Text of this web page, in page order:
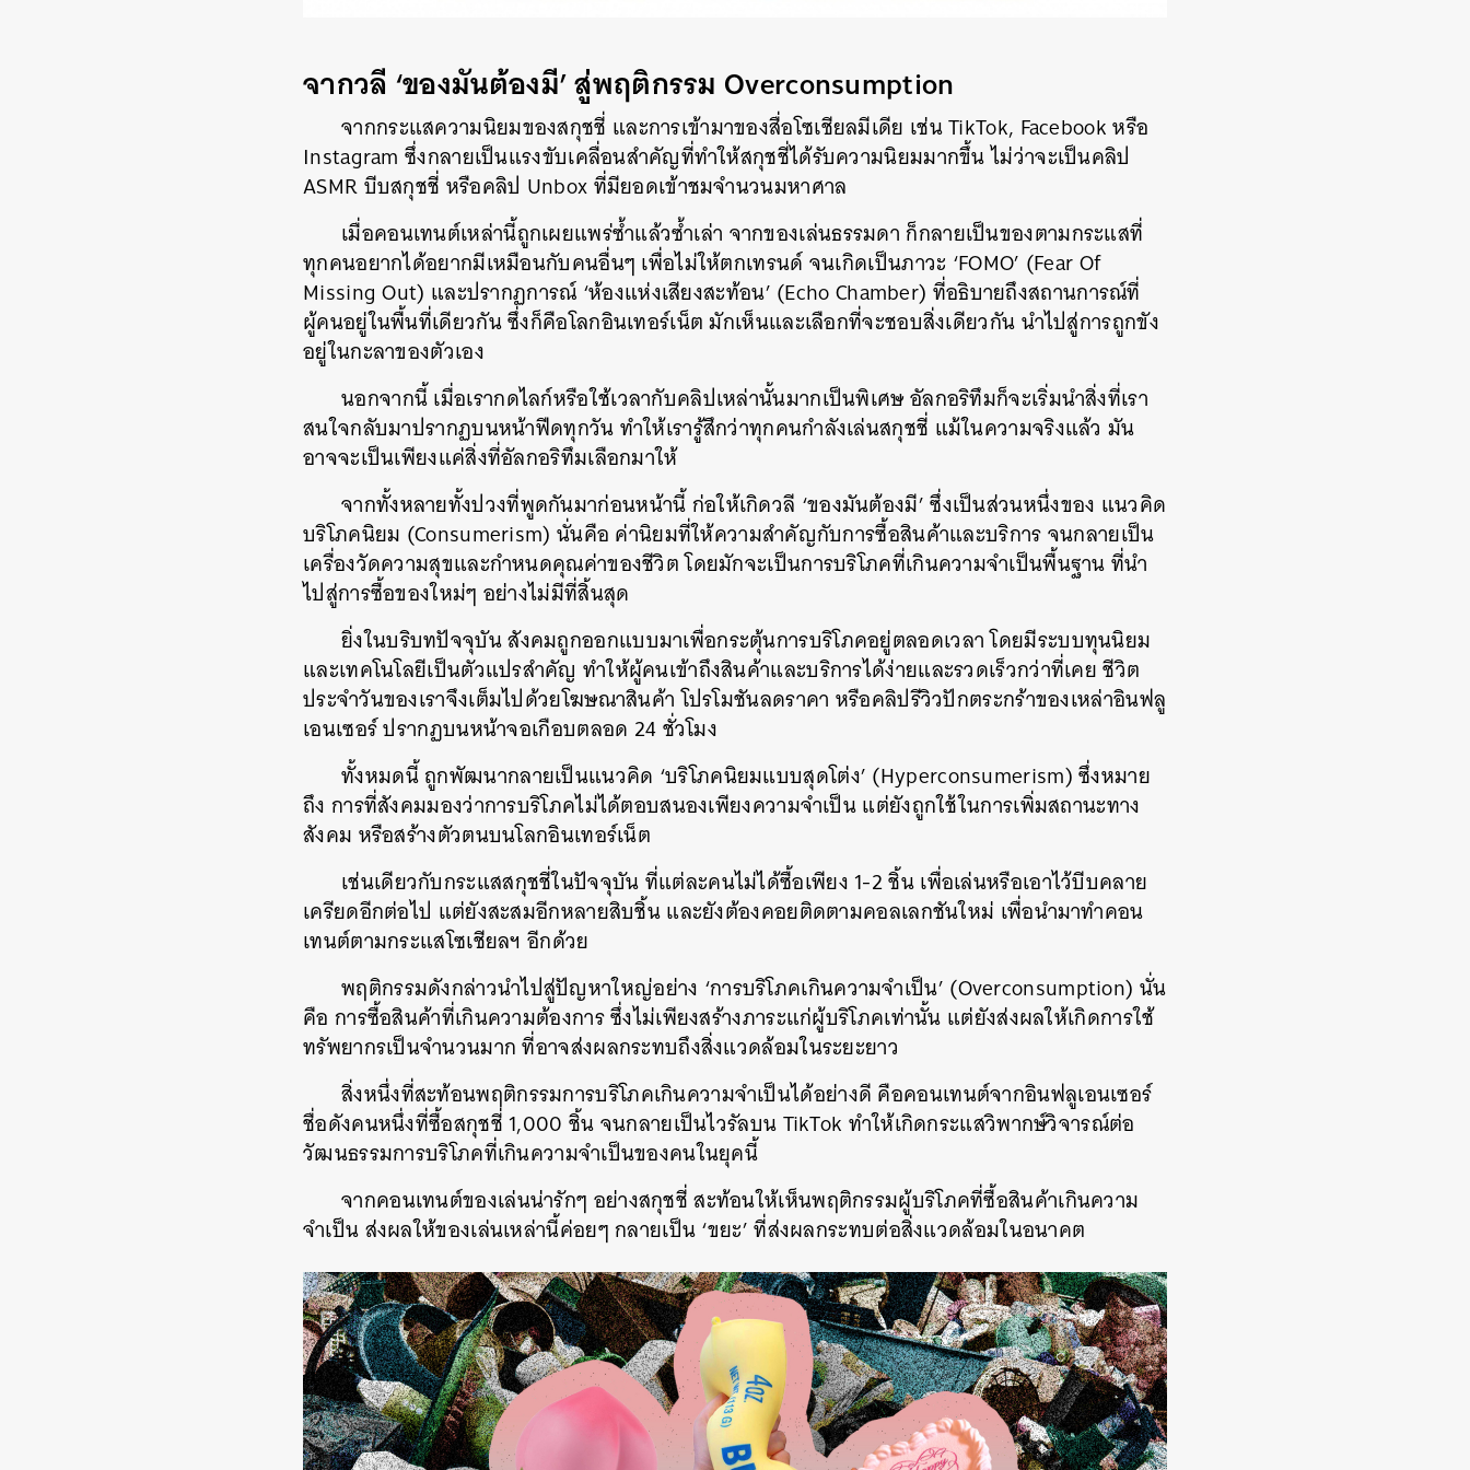
จากวลี ‘ของมันต้องมี’ สู่พฤติกรรม Overconsumption
จากกระแสความนิยมของสกุชชี่ และการเข้ามาของสื่อโซเชียลมีเดีย เช่น TikTok, Facebook หรือ
Instagram ซึ่งกลายเป็นแรงขับเคลื่อนสำคัญที่ทำให้สกุชชี่ได้รับความนิยมมากขึ้น ไม่ว่าจะเป็นคลิป
ASMR บีบสกุชชี่ หรือคลิป Unbox ที่มียอดเข้าชมจำนวนมหาศาล
เมื่อคอนเทนต์เหล่านี้ถูกเผยแพร่ซ้ำแล้วซ้ำเล่า จากของเล่นธรรมดา ก็กลายเป็นของตามกระแสที่
ทุกคนอยากได้อยากมีเหมือนกับคนอื่นๆ เพื่อไม่ให้ตกเทรนด์ จนเกิดเป็นภาวะ ‘FOMO’ (Fear Of
Missing Out) และปรากฏการณ์ ‘ห้องแห่งเสียงสะท้อน’ (Echo Chamber) ที่อธิบายถึงสถานการณ์ที่
ผู้คนอยู่ในพื้นที่เดียวกัน ซึ่งก็คือโลกอินเทอร์เน็ต มักเห็นและเลือกที่จะชอบสิ่งเดียวกัน นำไปสู่การถูกขัง
อยู่ในกะลาของตัวเอง
นอกจากนี้ เมื่อเรากดไลก์หรือใช้เวลากับคลิปเหล่านั้นมากเป็นพิเศษ อัลกอริทึมก็จะเริ่มนำสิ่งที่เรา
สนใจกลับมาปรากฏบนหน้าฟีดทุกวัน ทำให้เรารู้สึกว่าทุกคนกำลังเล่นสกุชชี่ แม้ในความจริงแล้ว มัน
อาจจะเป็นเพียงแค่สิ่งที่อัลกอริทึมเลือกมาให้
จากทั้งหลายทั้งปวงที่พูดกันมาก่อนหน้านี้ ก่อให้เกิดวลี ‘ของมันต้องมี’ ซึ่งเป็นส่วนหนึ่งของ แนวคิด
บริโภคนิยม (Consumerism) นั่นคือ ค่านิยมที่ให้ความสำคัญกับการซื้อสินค้าและบริการ จนกลายเป็น
เครื่องวัดความสุขและกำหนดคุณค่าของชีวิต โดยมักจะเป็นการบริโภคที่เกินความจำเป็นพื้นฐาน ที่นำ
ไปสู่การซื้อของใหม่ๆ อย่างไม่มีที่สิ้นสุด
ยิ่งในบริบทปัจจุบัน สังคมถูกออกแบบมาเพื่อกระตุ้นการบริโภคอยู่ตลอดเวลา โดยมีระบบทุนนิยม
และเทคโนโลยีเป็นตัวแปรสำคัญ ทำให้ผู้คนเข้าถึงสินค้าและบริการได้ง่ายและรวดเร็วกว่าที่เคย ชีวิต
ประจำวันของเราจึงเต็มไปด้วยโฆษณาสินค้า โปรโมชันลดราคา หรือคลิปรีวิวปักตระกร้าของเหล่าอินฟลู
เอนเซอร์ ปรากฏบนหน้าจอเกือบตลอด 24 ชั่วโมง
ทั้งหมดนี้ ถูกพัฒนากลายเป็นแนวคิด ‘บริโภคนิยมแบบสุดโต่ง’ (Hyperconsumerism) ซึ่งหมาย
ถึง การที่สังคมมองว่าการบริโภคไม่ได้ตอบสนองเพียงความจำเป็น แต่ยังถูกใช้ในการเพิ่มสถานะทาง
สังคม หรือสร้างตัวตนบนโลกอินเทอร์เน็ต
เช่นเดียวกับกระแสสกุชชี่ในปัจจุบัน ที่แต่ละคนไม่ได้ซื้อเพียง 1-2 ชิ้น เพื่อเล่นหรือเอาไว้บีบคลาย
เครียดอีกต่อไป แต่ยังสะสมอีกหลายสิบชิ้น และยังต้องคอยติดตามคอลเลกชันใหม่ เพื่อนำมาทำคอน
เทนต์ตามกระแสโซเชียลฯ อีกด้วย
พฤติกรรมดังกล่าวนำไปสู่ปัญหาใหญ่อย่าง ‘การบริโภคเกินความจำเป็น’ (Overconsumption) นั่น
คือ การซื้อสินค้าที่เกินความต้องการ ซึ่งไม่เพียงสร้างภาระแก่ผู้บริโภคเท่านั้น แต่ยังส่งผลให้เกิดการใช้
ทรัพยากรเป็นจำนวนมาก ที่อาจส่งผลกระทบถึงสิ่งแวดล้อมในระยะยาว
สิ่งหนึ่งที่สะท้อนพฤติกรรมการบริโภคเกินความจำเป็นได้อย่างดี คือคอนเทนต์จากอินฟลูเอนเซอร์
ชื่อดังคนหนึ่งที่ซื้อสกุชชี่ 1,000 ชิ้น จนกลายเป็นไวรัลบน TikTok ทำให้เกิดกระแสวิพากษ์วิจารณ์ต่อ
วัฒนธรรมการบริโภคที่เกินความจำเป็นของคนในยุคนี้
จากคอนเทนต์ของเล่นน่ารักๆ อย่างสกุชชี่ สะท้อนให้เห็นพฤติกรรมผู้บริโภคที่ซื้อสินค้าเกินความ
จำเป็น ส่งผลให้ของเล่นเหล่านี้ค่อยๆ กลายเป็น ‘ขยะ’ ที่ส่งผลกระทบต่อสิ่งแวดล้อมในอนาคต